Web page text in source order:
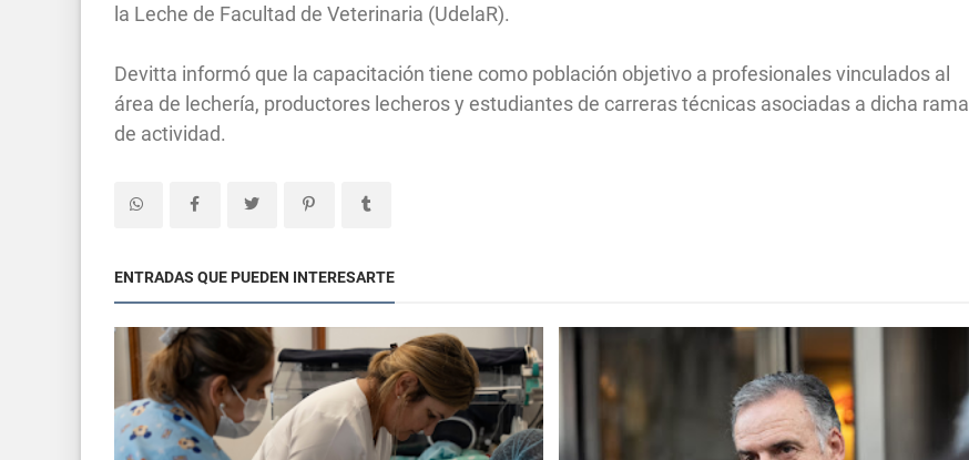
la Leche de Facultad de Veterinaria (UdelaR).
Devitta informó que la capacitación tiene como población objetivo a profesionales vinculados al
área de lechería, productores lecheros y estudiantes de carreras técnicas asociadas a dicha rama
de actividad.
ENTRADAS QUE PUEDEN INTERESARTE